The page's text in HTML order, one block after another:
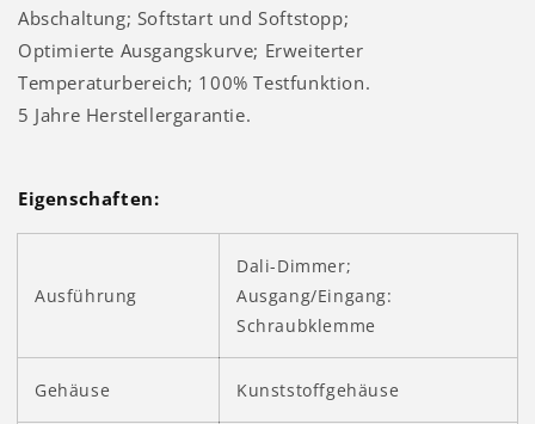
Abschaltung; Softstart und Softstopp;
Optimierte Ausgangskurve; Erweiterter
Temperaturbereich; 100% Testfunktion.
5 Jahre Herstellergarantie.
Eigenschaften:
Ausführung
Dali-Dimmer;
Ausgang/Eingang:
Schraubklemme
Gehäuse Kunststoffgehäuse